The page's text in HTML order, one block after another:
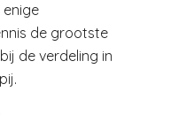
de grootste
de verdeling in